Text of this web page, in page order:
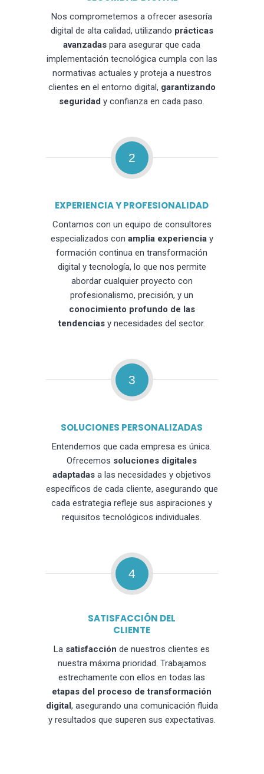
Nos comprometemos a ofrecer asesoría
digital de alta calidad, utilizando prácticas
avanzadas para asegurar que cada
implementación tecnológica cumpla con las
normativas actuales y proteja a nuestros
clientes en el entorno digital, garantizando
seguridad y confianza en cada paso.
2
EXPERIENCIA Y PROFESIONALIDAD
Contamos con un equipo de consultores
especializados con amplia experienciay
formación continua en transformación
digital y tecnología, lo que nos permite
abordar cualquier proyecto con
profesionalismo, precisión, y un
conocimiento profundo de las
tendencias y necesidades del sector.
3
SOLUCIONES PERSONALIZADAS
Entendemos que cada empresa es única.
Ofrecemos soluciones digitales
adaptadas a las necesidades y objetivos
específicos de cada cliente, asegurando que
cada estrategia refleje sus aspiraciones y
requisitos tecnológicos individuales.
4
SATISFACCIÓN DEL
CLIENTE
La satisfacción de nuestros clientes es
nuestra máxima prioridad. Trabajamos
estrechamente con ellos en todas las
etapas del proceso de transformación
digital, asegurando una comunicación fluida
y resultados que superen sus expectativas.